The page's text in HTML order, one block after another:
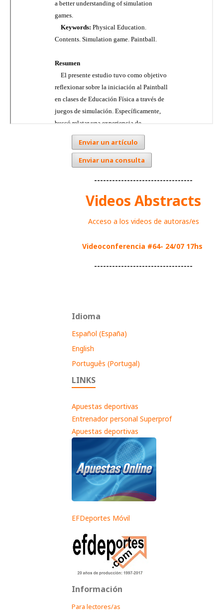
Enviar un artículo
Enviar una consulta
---------------------------------
Videos Abstracts
Acceso a los videos de autoras/es
Videoconferencia #64- 24/07 17hs
---------------------------------
Idioma
Español (España)
English
Português (Portugal)
LINKS
Apuestas deportivas
Entrenador personal Superprof
Apuestas deportivas
EFDeportes Móvil
Información
Para lectores/as